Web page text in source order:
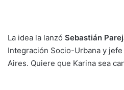
La idea la lanzó Sebastián
Integración Socio-Urbana y
Aires. Quiere que Karina sea